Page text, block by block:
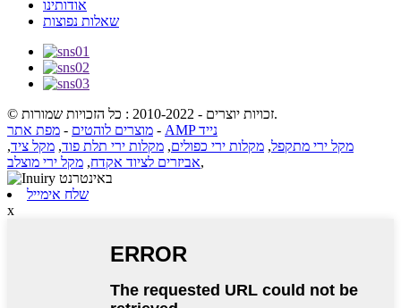
אודותינו
שאלות נפוצות
© זכויות יוצרים - 2010-2022 : כל הזכויות שמורות.
מוצרים לוהטים - מפת אתר -
AMP נייד
מקל ירי מתקפל, מקלות ירי כפולים, מקלות ירי תלת פוד, מקל ציד,
אביזרים לציוד אקדח, מקל ירי מוצלב ,
שלח אימייל
x